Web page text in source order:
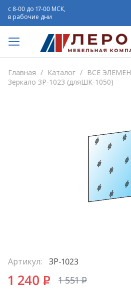
с 8-00 до 17-00 МСК,
в рабочие дни
Главная / Каталог / ВСЕ
Зеркало ЗР-1023 (дляШК-1050)
Артикул: ЗР-1023
1 240 P 1 551P